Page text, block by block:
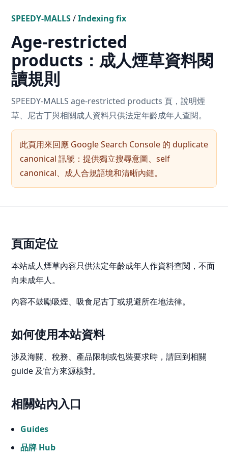
SPEEDY-MALLS/Indexing fix
Age-restricted
products：成人煙草資料閱
讀規則
SPEEDY-MALLS age-restricted products 頁，說明煙
草、尼古丁與相關成人資料只供法定年齡成年人查閱。
此頁用來回應 Google Search Console 的 duplicate
canonical 訊號：提供獨立搜尋意圖、self
canonical、成人合規語境和清晰內鏈。
頁面定位
本站成人煙草內容只供法定年齡成年人作資料查閱，不面
向未成年人。
內容不鼓勵吸煙、吸食尼古丁或規避所在地法律。
如何使用本站資料
涉及海關、稅務、產品限制或包裝要求時，請回到相關
guide 及官方來源核對。
相關站內入口
Guides
品牌 Hub